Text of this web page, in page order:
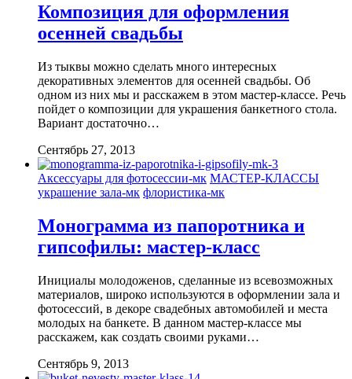
Композиция для оформления
осенней свадьбы
Из тыквы можно сделать много интересных
декоративных элементов для осенней свадьбы. Об
одном из них мы и расскажем в этом мастер-классе. Речь
пойдет о композиции для украшения банкетного стола.
Вариант достаточно…
Сентябрь 27, 2013
Аксессуары для фотосессии-мк МАСТЕР-КЛАССЫ
украшение зала-мк флористика-мк
Монограмма из папоротника и
гипсофилы: мастер-класс
Инициалы молодоженов, сделанные из всевозможных
материалов, широко используются в оформлении зала и
фотосессий, в декоре свадебных автомобилей и места
молодых на банкете. В данном мастер-классе мы
расскажем, как создать своими руками…
Сентябрь 9, 2013